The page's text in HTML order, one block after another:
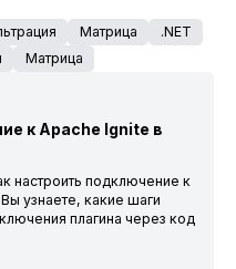
Матрица
.NET
Матрица
к Apache Ignite в
настроить подключение к
узнаете, какие шаги
плагина через код